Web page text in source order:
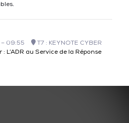
09:55
T7 : KEYNOTE CYBER
L’ADR au Service de la Réponse